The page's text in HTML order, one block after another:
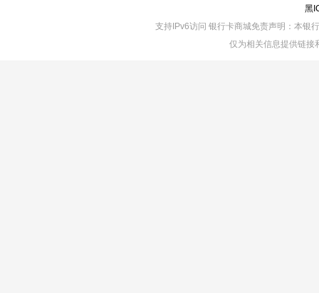
黑
支持IPv6访问 银行卡商城免责声明：本银
仅为相关信息提供链接